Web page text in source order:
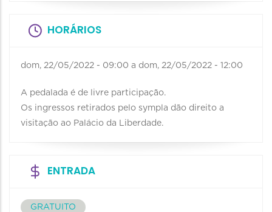
HORÁRIOS
dom, 22/05/2022 - 09:00 a dom, 22/05/2022 - 12:00
A pedalada é de livre participação.
Os ingressos retirados pelo sympla dão direito a
visitação ao Palácio da Liberdade.
ENTRADA
GRATUITO